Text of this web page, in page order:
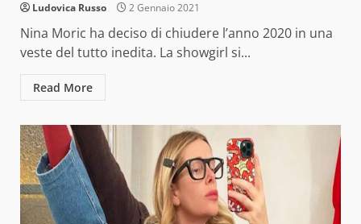
Ludovica Russo 2 Gennaio 2021
Nina Moric ha deciso di chiudere l’anno 2020 in una
veste del tutto inedita. La showgirl si...
Read More